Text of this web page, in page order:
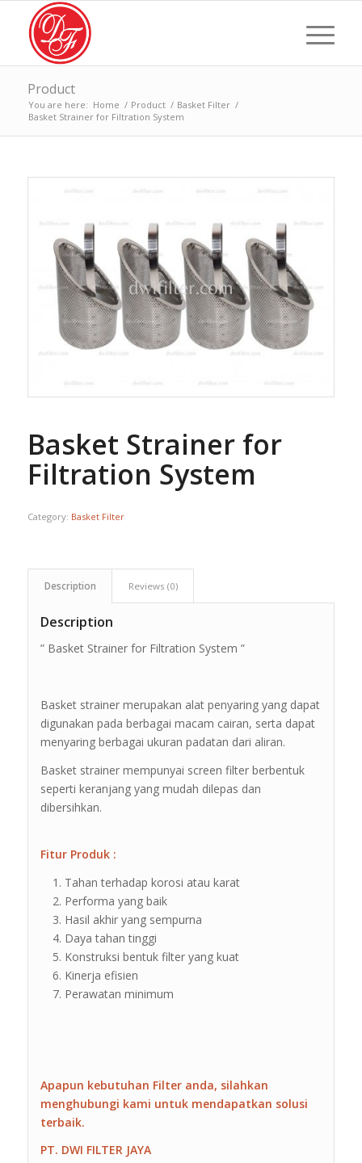
Product
You are here: Home / Product / Basket Filter /
Basket Strainer for Filtration System
Basket Strainer for
Filtration System
Category: Basket Filter
Description Reviews (0)
Description
” Basket Strainer for Filtration System ”
Basket strainer merupakan alat penyaring yang dapat
digunakan pada berbagai macam cairan, serta dapat
menyaring berbagai ukuran padatan dari aliran.
Basket strainer mempunyai screen filter berbentuk
seperti keranjang yang mudah dilepas dan
dibersihkan.
Fitur Produk :
Tahan terhadap korosi atau karat
Performa yang baik
Hasil akhir yang sempurna
Daya tahan tinggi
Konstruksi bentuk filter yang kuat
Kinerja efisien
Perawatan minimum
Apapun kebutuhan Filter anda, silahkan
menghubungi kami untuk mendapatkan solusi
terbaik.
PT. DWI FILTER JAYA